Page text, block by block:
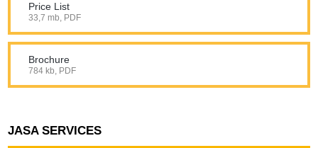
Price List
33,7 mb, PDF
Brochure
784 kb, PDF
JASA SERVICES